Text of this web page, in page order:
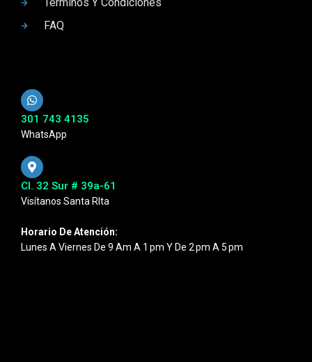
FAQ
301 743 4135
WhatsApp
Cl. 32 Sur # 39a-61
Visítanos Santa RIta
Horario De Atención:
Lunes A Viernes De 9 Am A 1 Pm Y De 2 Pm A 5 Pm